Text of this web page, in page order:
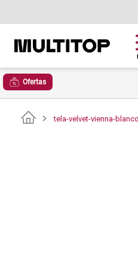
Ofertas
tela-velvet-vienna-